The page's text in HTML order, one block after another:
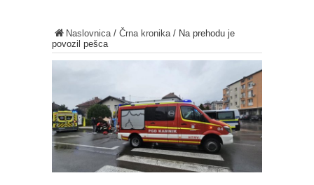
Naslovnica/ Črna kronika/ Na prehodu je
povozil pešca